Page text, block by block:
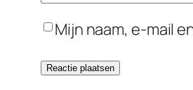
Mijn naam, e-mail